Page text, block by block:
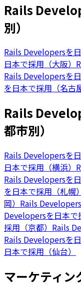
Rails
別）
Rails Developersを
日本で採用（大阪）
Rails Developersを
を日本で採用（名古
Rails
都市別）
Rails Developersを
日本で採用（横浜）
Rails Developersを
を日本で採用（札幌）
岡） Rails
Developersを日本で
採用（京都） Rails
Rails Developersを
日本で採用（仙台）
マーケティン